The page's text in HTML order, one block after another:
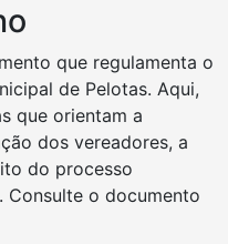
que regulamenta o
de Pelotas. Aqui,
que orientam a
dos vereadores, a
do processo
Consulte o documento